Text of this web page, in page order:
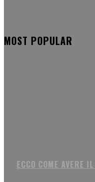
MOST POPULAR
ECCO COME AVERE